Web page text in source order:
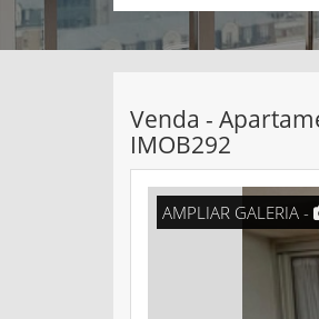
Venda -
IMOB292
AMPLIAR GALERIA -